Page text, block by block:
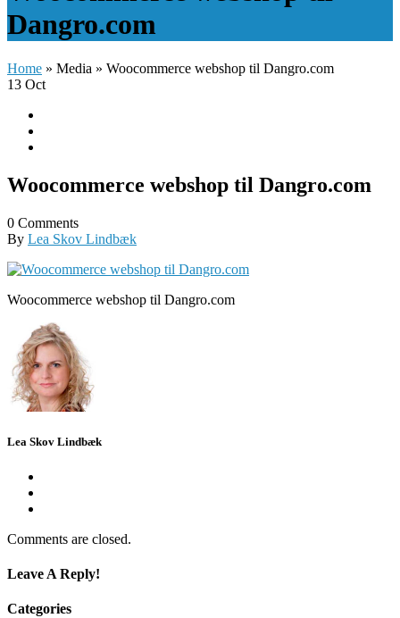
Dangro.com
Home » Media » Woocommerce webshop til Dangro.com
13 Oct
Woocommerce webshop til Dangro.com
0 Comments
By Lea Skov Lindbæk
Woocommerce webshop til Dangro.com
Lea Skov Lindbæk
Comments are closed.
Leave A Reply!
Categories